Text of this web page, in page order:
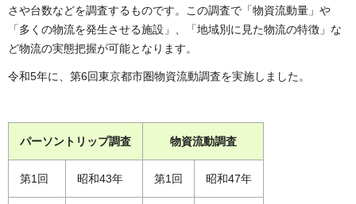
さや台数などを調査するものです。この調査で「物資流動量」や
「多くの物流を発生させる施設」、「地域別に見た物流の特徴」な
ど物流の実態把握が可能となります。
令和5年に、第6回東京都市圏物資流動調査を実施しました。
パーソントリップ調査 物資流動調査
第1回 昭和43年 第1回 昭和47年